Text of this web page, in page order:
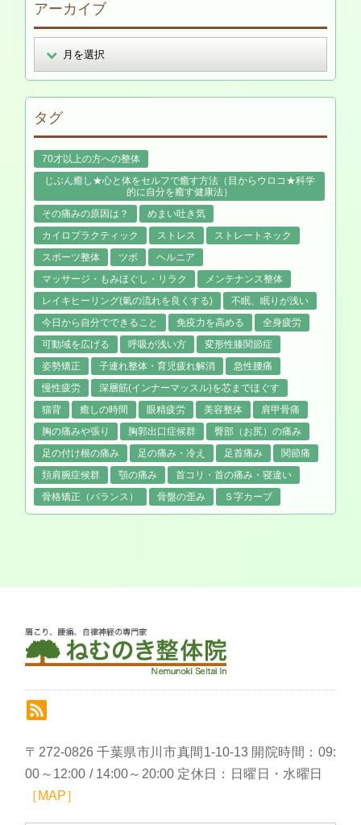
アーカイブ
タグ
70才以上の方への整体
じぶん癒し★心と体をセルフで癒す方法（目からウロコ★科学
的に自分を癒す健康法）
その痛みの原因は？
めまい吐き気
カイロプラクティック
ストレス
ストレートネック
スポーツ整体
ツボ
ヘルニア
マッサージ・もみほぐし・リラク
メンテナンス整体
レイキヒーリング(氣の流れを良くする)
不眠、眠りが浅い
今日から自分でできること
免疫力を高める
全身疲労
可動域を広げる
呼吸が浅い方
変形性膝関節症
姿勢矯正
子連れ整体・育児疲れ解消
急性腰痛
慢性疲労
深層筋(インナーマッスル)を芯までほぐす
猫背
癒しの時間 眼精疲労 美容整体
肩甲骨痛
胸の痛みや張り
胸郭出口症候群
臀部（お尻）の痛み
足の付け根の痛み
足の痛み・冷え 足首痛み
関節痛
頚肩腕症候群
顎の痛み
首コリ・首の痛み・寝違い
骨格矯正（バランス）
骨盤の歪み Ｓ字カーブ
〒272-0826 千葉県市川市真間1-10-13 開院時間：09:
00～12:00 / 14:00～20:00 定休日：日曜日・水曜日
［MAP］